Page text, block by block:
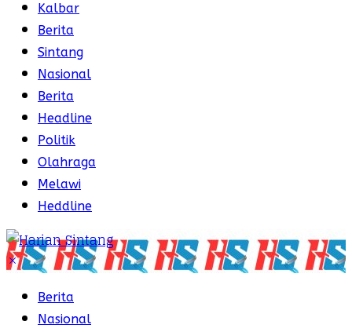
Kalbar
Berita
Sintang
Nasional
Berita
Headline
Politik
Olahraga
Melawi
Heddline
Berita
Nasional